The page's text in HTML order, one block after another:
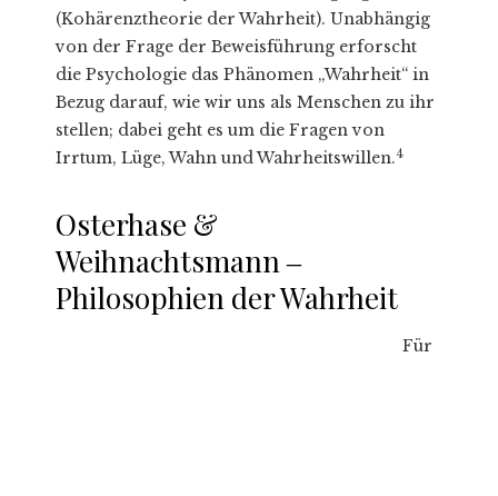
(Kohärenztheorie der Wahrheit). Unabhängig
von der Frage der Beweisführung erforscht
die Psychologie das Phänomen „Wahrheit“ in
Bezug darauf, wie wir uns als Menschen zu ihr
stellen; dabei geht es um die Fragen von
Irrtum, Lüge, Wahn und Wahrheitswillen.4
Osterhase &
Weihnachtsmann ‒
Philosophien der Wahrheit
Für